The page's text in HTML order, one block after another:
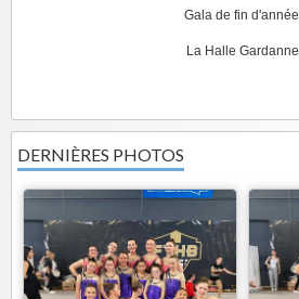
Gala de fin d'année
La Halle Gardanne
DERNIÈRES PHOTOS